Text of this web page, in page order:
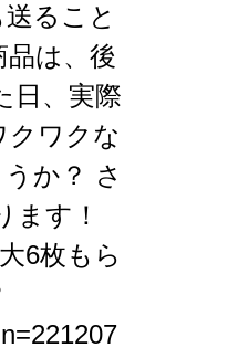
ること
は、後
日、実際
クワクな
か？ さ
ます！
6枚もら